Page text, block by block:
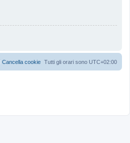
Tutti gli orari sono UTC+02:00
Cancella cookie